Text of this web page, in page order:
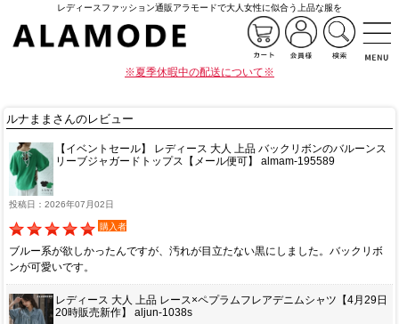
レディースファッション通販アラモードで大人女性に似合う上品な服を
※夏季休暇中の配送について※
ルナままさんのレビュー
【イベントセール】 レディース 大人 上品 バックリボンのバルーンス
リーブジャガードトップス【メール便可】 almam-195589
投稿日：2026年07月02日
購入者
ブルー系が欲しかったんですが、汚れが目立たない黒にしました。バックリボ
ンが可愛いです。
レディース 大人 上品 レース×ペプラムフレアデニムシャツ【4月29日
20時販売新作】 aljun-1038s